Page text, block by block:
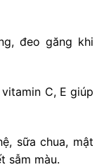
đeo găng khi
C, E giúp
sữa chua, mật
sẫm màu.